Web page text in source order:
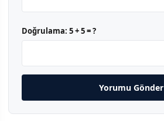
Doğrulama: 5 + 5 = ?
Yorumu Gönder